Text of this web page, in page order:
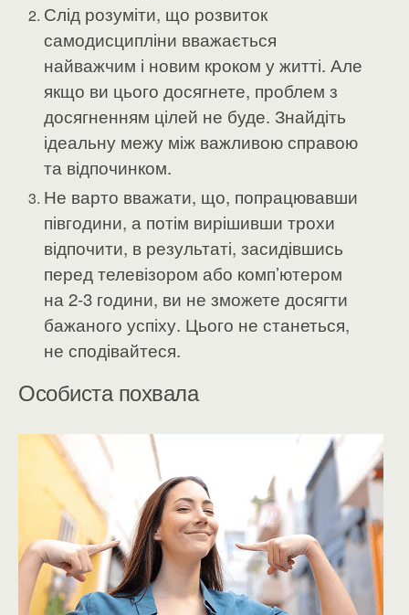
Слід розуміти, що розвиток
самодисципліни вважається
найважчим і новим кроком у житті. Але
якщо ви цього досягнете, проблем з
досягненням цілей не буде. Знайдіть
ідеальну межу між важливою справою
та відпочинком.
Не варто вважати, що, попрацювавши
півгодини, а потім вирішивши трохи
відпочити, в результаті, засидівшись
перед телевізором або комп’ютером
на 2-3 години, ви не зможете досягти
бажаного успіху. Цього не станеться,
не сподівайтеся.
Особиста похвала